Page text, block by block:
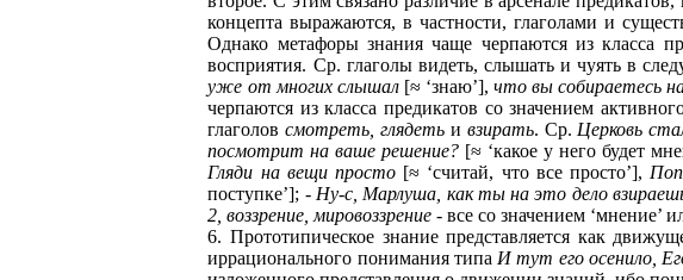
концепта выражаются, в частности, глаголами и
Однако метафоры знания чаще черпаются из класса
восприятия. Ср. глаголы видеть, слышать и чуять в
уже от многих слышал[≈ ‘знаю’],что вы собираетесь
черпаются из класса предикатов со значением
глаголовсмотреть, глядеть и взирать. Ср. Церковь
посмотрит на ваше решение? [≈ ‘какое у него будет
Гляди на вещи просто [≈ ‘считай, что все просто’],
поступке’]; - Ну-с, Марлуша, как ты на это дело
2, воззрение, мировоззрение - все со значением ‘мнение’
6. Прототипическое знание представляется как
иррационального понимания типа И тут его осенило,